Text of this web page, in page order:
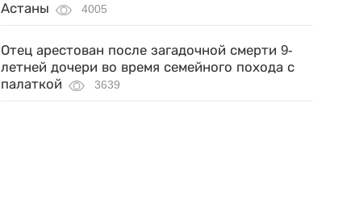
Астаны
4005
Отец арестован после загадочной смерти 9-
летней дочери во время семейного похода с
палаткой
3639